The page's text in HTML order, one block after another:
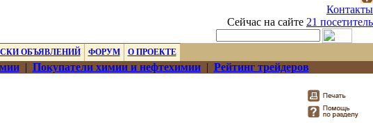
Контакты
Сейчас на сайте 21 посетитель
ОБЪЯВЛЕНИЙ ФОРУМ О ПРОЕКТЕ
| Покупатели химии и нефтехимии| Рейтинг трейдеров